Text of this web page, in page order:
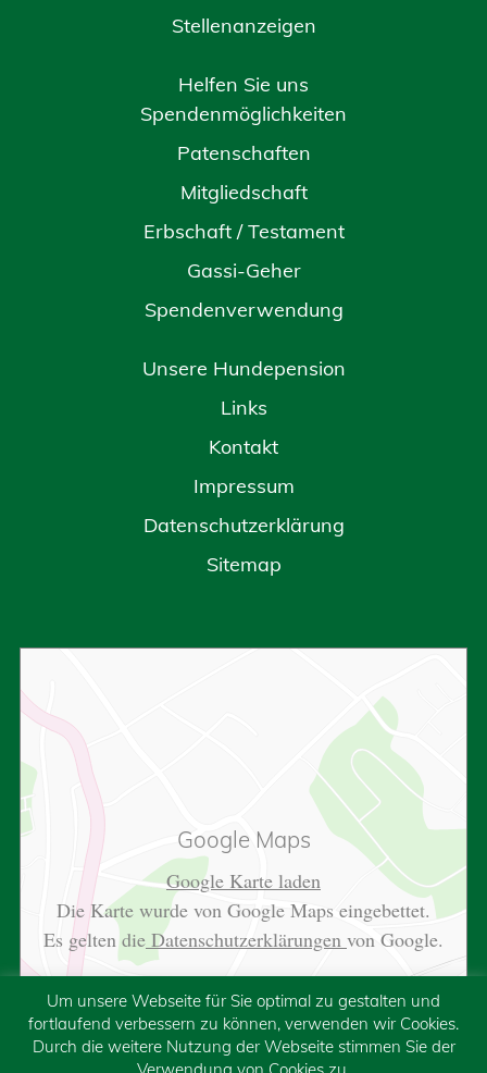
Stellenanzeigen
Helfen Sie uns
Spendenmöglichkeiten
Patenschaften
Mitgliedschaft
Erbschaft / Testament
Gassi-Geher
Spendenverwendung
Unsere Hundepension
Links
Kontakt
Impressum
Datenschutzerklärung
Sitemap
Google Maps
Google Karte laden
Die Karte wurde von Google Maps eingebettet.
Es gelten die Datenschutzerklärungen von Google.
Um unsere Webseite für Sie optimal zu gestalten und
fortlaufend verbessern zu können, verwenden wir Cookies.
Durch die weitere Nutzung der Webseite stimmen Sie der
Verwendung von Cookies zu.